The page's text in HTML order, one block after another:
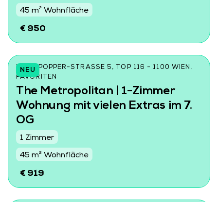
45 m² Wohnfläche
€ 950
NEU
KARL-POPPER-STRASSE 5, TOP 116 - 1100 WIEN, F
AVORITEN
The Metropolitan | 1-Zimmer
Wohnung mit vielen Extras im 7.
OG
1 Zimmer
45 m² Wohnfläche
€ 919